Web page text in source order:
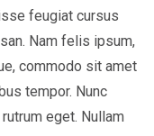
feugiat cursus
Nam felis ipsum,
commodo sit amet
tempor. Nunc
eget. Nullam